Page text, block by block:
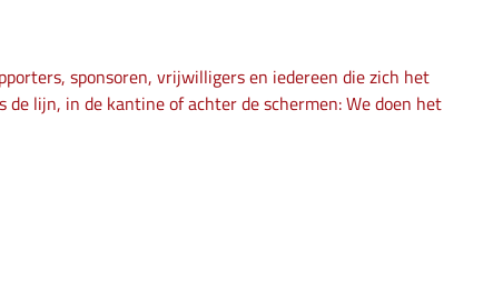
sponsoren, vrijwilligers en iedereen die zich het
lijn, in de kantine of achter de schermen: We doen het